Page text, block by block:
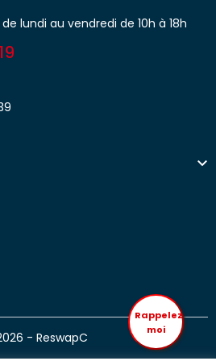
lundi au vendredi de 10h à 18h

- ReswapC
Rappelez
moi